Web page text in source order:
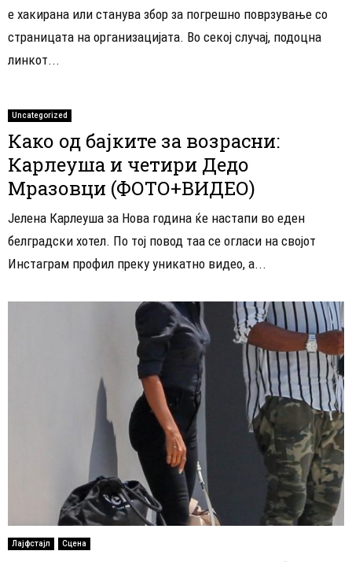
е хакирана или станува збор за погрешно поврзување со
страницата на организацијата. Во секој случај, подоцна
линкот...
Uncategorized
Како од бајките за возрасни:
Карлеуша и четири Дедо
Мразовци (ФОТО+ВИДЕО)
Јелена Карлеуша за Нова година ќе настапи во еден
белградски хотел. По тој повод таа се огласи на својот
Инстаграм профил преку уникатно видео, а...
Лајфстајл Сцена